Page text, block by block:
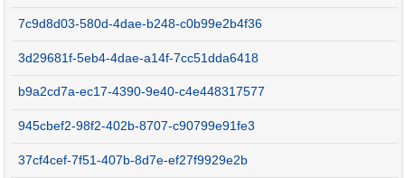
7c9d8d03-580d-4dae-b248-c0b99e2b4f36
3d29681f-5eb4-4dae-a14f-7cc51dda6418
b9a2cd7a-ec17-4390-9e40-c4e448317577
945cbef2-98f2-402b-8707-c90799e91fe3
37cf4cef-7f51-407b-8d7e-ef27f9929e2b